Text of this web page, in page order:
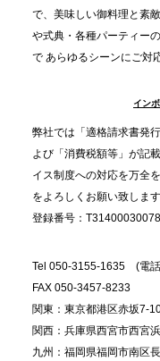
プレスリリースの
分”の時代へ。法
オードブル」が提
プレスリリースの
納会ケータリング
コミュニケーショ
で、美味しい御料理と素
や式典・各種パーティー
で あらゆるシーンにご対
イン
弊社では「適格請求書発
よび「消費税額等」が記
イス制度への対応を万全
をよろしくお願い致します
登録番号：
Tel 050-3155-1635 (電話
FAX 050-3457-8233
関東：東京都港区赤坂7-
関西：兵庫県西宮市西宮
九州：福岡県福岡市南区